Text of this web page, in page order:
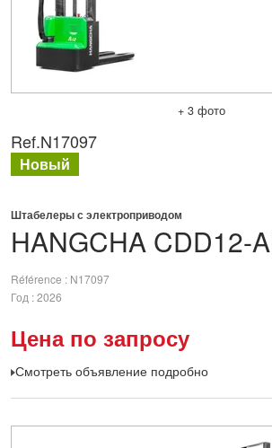
+ 3 фото
HANGCHA CDD12-
Штабелеры с электроприводом
Référence
N17097
Год 2026
Цена по запросу
Смотреть объявление подробно
Ref.N17097
Новый